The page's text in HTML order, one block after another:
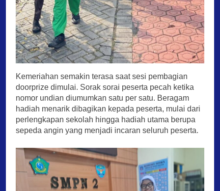
Kemeriahan semakin terasa saat sesi pembagian
doorprize dimulai. Sorak sorai peserta pecah ketika
nomor undian diumumkan satu per satu. Beragam
hadiah menarik dibagikan kepada peserta, mulai dari
perlengkapan sekolah hingga hadiah utama berupa
sepeda angin yang menjadi incaran seluruh peserta.